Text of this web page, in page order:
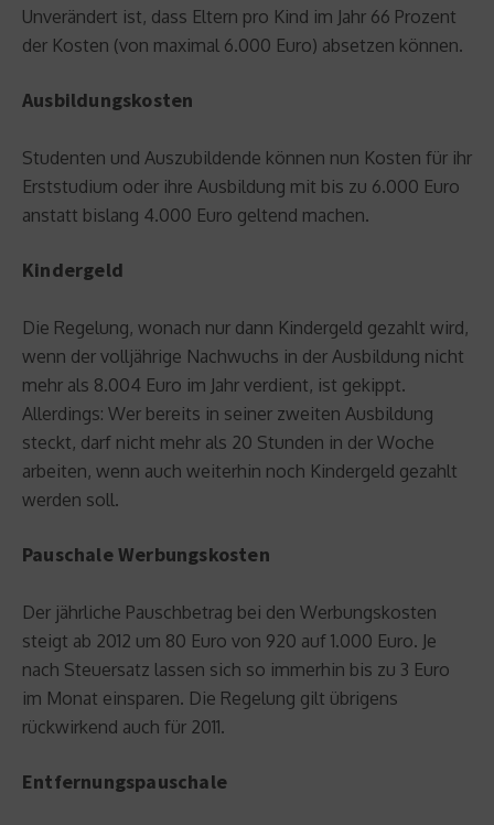
Unverändert ist, dass Eltern pro Kind im Jahr 66 Prozent
der Kosten (von maximal 6.000 Euro) absetzen können.
Ausbildungskosten
Studenten und Auszubildende können nun Kosten für ihr
Erststudium oder ihre Ausbildung mit bis zu 6.000 Euro
anstatt bislang 4.000 Euro geltend machen.
Kindergeld
Die Regelung, wonach nur dann Kindergeld gezahlt wird,
wenn der volljährige Nachwuchs in der Ausbildung nicht
mehr als 8.004 Euro im Jahr verdient, ist gekippt.
Allerdings: Wer bereits in seiner zweiten Ausbildung
steckt, darf nicht mehr als 20 Stunden in der Woche
arbeiten, wenn auch weiterhin noch Kindergeld gezahlt
werden soll.
Pauschale Werbungskosten
Der jährliche Pauschbetrag bei den Werbungskosten
steigt ab 2012 um 80 Euro von 920 auf 1.000 Euro. Je
nach Steuersatz lassen sich so immerhin bis zu 3 Euro
im Monat einsparen. Die Regelung gilt übrigens
rückwirkend auch für 2011.
Entfernungspauschale